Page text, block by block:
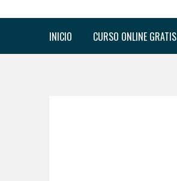
INICIO CURSO ONLINE GRATIS